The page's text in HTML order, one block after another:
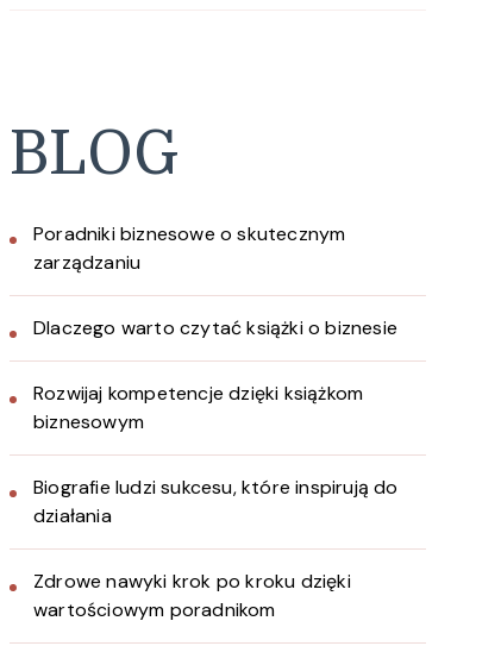
BLOG
Poradniki biznesowe o skutecznym
zarządzaniu
Dlaczego warto czytać książki o biznesie
Rozwijaj kompetencje dzięki książkom
biznesowym
Biografie ludzi sukcesu, które inspirują do
działania
Zdrowe nawyki krok po kroku dzięki
wartościowym poradnikom